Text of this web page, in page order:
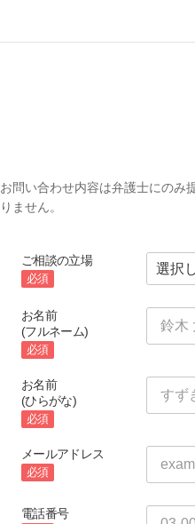
お問い合わせ内容は弁護士にのみ
りません。
ご相談の立場
必須
お名前
(フルネーム)
必須
お名前
(ひらがな)
必須
メールアドレス
必須
電話番号